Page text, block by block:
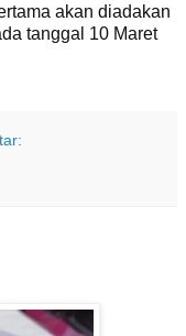
akan diadakan
tanggal 10 Maret